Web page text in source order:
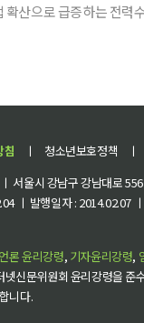
침 ㅣ 청소년보호정책 ㅣ
서울시 강남구 강남대로
ㅣ 발행일자 : 2014.02.07
언론 윤리강령, 기자윤리강령,
신문위원회 윤리강령을 준
니다.